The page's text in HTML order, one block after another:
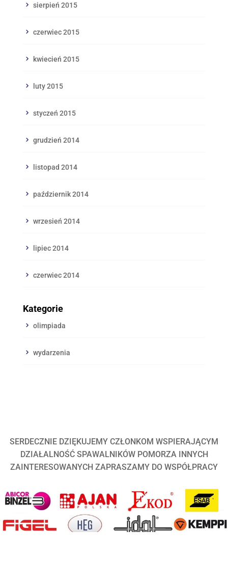
sierpień 2015
czerwiec 2015
kwiecień 2015
luty 2015
styczeń 2015
grudzień 2014
listopad 2014
październik 2014
wrzesień 2014
lipiec 2014
czerwiec 2014
Kategorie
olimpiada
wydarzenia
SERDECZNIE DZIĘKUJEMY CZŁONKOM WSPIERAJĄCYM
DZIAŁALNOŚĆ SPAWALNIKÓW POMORZA INNYCH
ZAINTERESOWANYCH ZAPRASZAMY DO WSPÓŁPRACY